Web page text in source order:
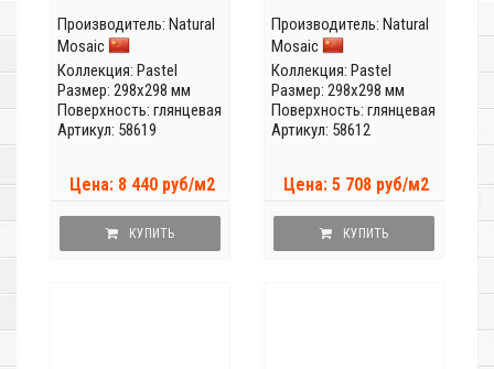
Производитель: Natural
Mosaic
Коллекция: Pastel
Размер: 298x298 мм
Поверхность: глянцевая
Артикул: 58619
Цена: 8 440 руб/м2
КУПИТЬ
Производитель: Natural
Mosaic
Коллекция: Pastel
Размер: 298x298 мм
Поверхность: глянцевая
Артикул: 58612
Цена: 5 708 руб/м2
КУПИТЬ